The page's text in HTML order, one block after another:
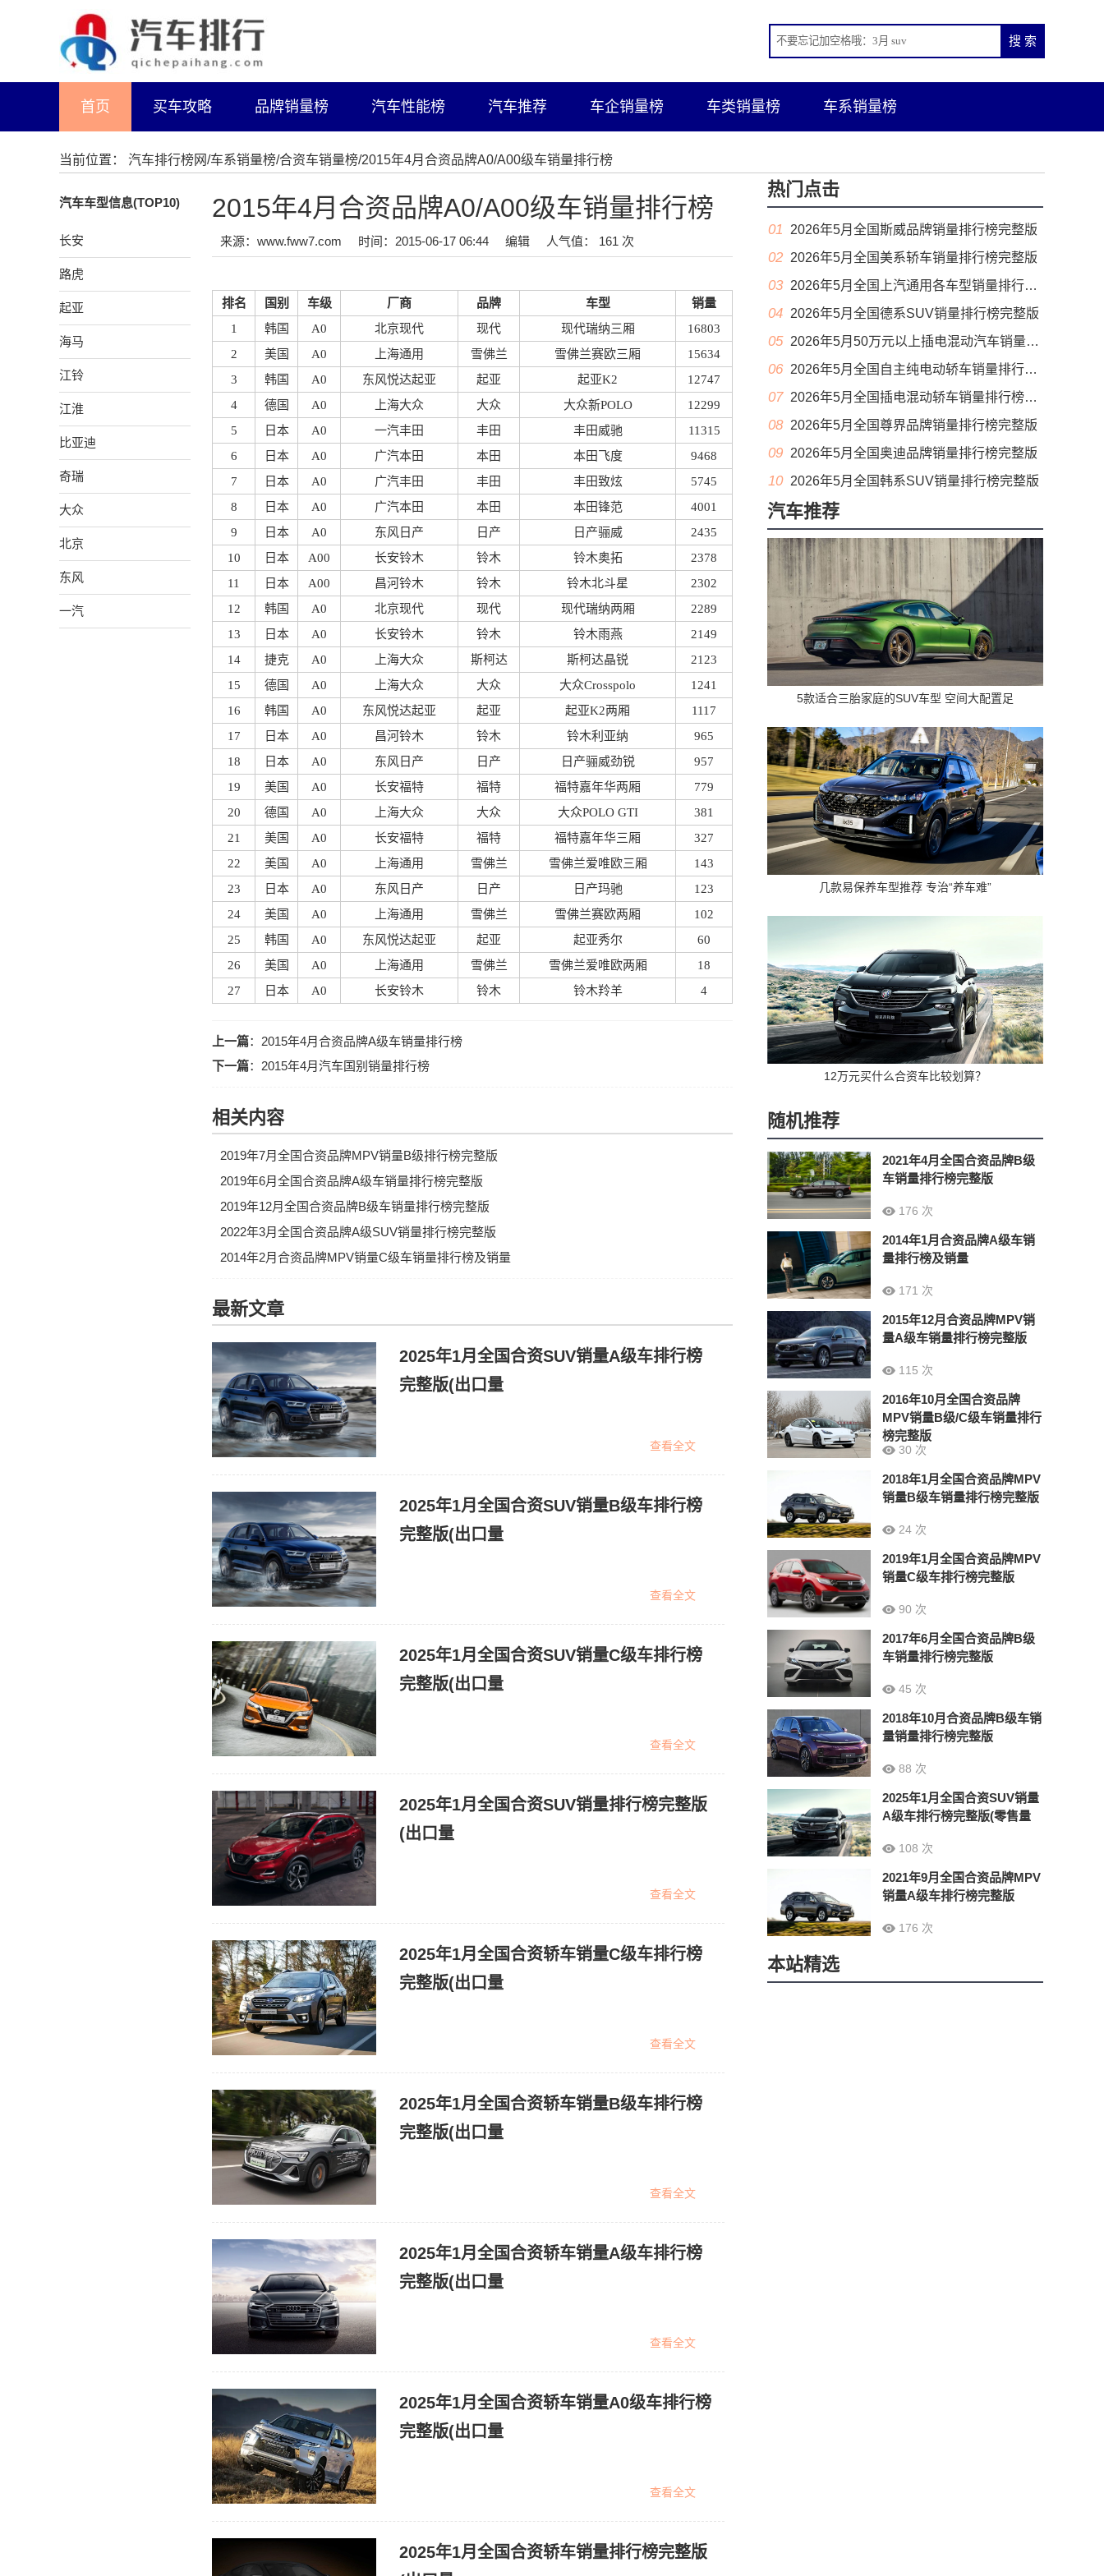
首页 买车攻略 品牌销量榜 汽车性能榜 汽车推荐 车企销量榜 车类销量榜 车系销量榜
当前位置： 汽车排行榜网/车系销量榜/合资车销量榜/2015年4月合资品牌A0/A00级车销量排行榜
汽车车型信息(TOP10)
长安
路虎
起亚
海马
江铃
江淮
比亚迪
奇瑞
大众
北京
东风
一汽
2015年4月合资品牌A0/A00级车销量排行榜
来源：www.fww7.com 时间：2015-06-17 06:44 编辑 人气值： 161 次
排名 国别 车级 厂商 品牌 车型
销量
1
韩国 A0 北京现代 现代 现代瑞纳三厢
16803
2
美国 A0 上海通用 雪佛兰 雪佛兰赛欧三厢
15634
3
韩国 A0 东风悦达起亚 起亚 起亚K2
12747
4
德国 A0 上海大众 大众 大众新POLO
12299
5
日本 A0 一汽丰田 丰田 丰田威驰
11315
6
日本 A0 广汽本田 本田 本田飞度
9468
7
日本 A0 广汽丰田 丰田 丰田致炫
5745
8
日本 A0 广汽本田 本田 本田锋范
4001
9
日本 A0 东风日产 日产 日产骊威
2435
10
日本 A00 长安铃木 铃木 铃木奥拓
2378
11
日本 A00 昌河铃木 铃木 铃木北斗星
2302
12
韩国 A0 北京现代 现代 现代瑞纳两厢
2289
13
日本 A0 长安铃木 铃木 铃木雨燕
2149
14
捷克 A0 上海大众 斯柯达 斯柯达晶锐
2123
15
德国 A0 上海大众 大众 大众Crosspolo
1241
16
韩国 A0 东风悦达起亚 起亚 起亚K2两厢
1117
17
日本 A0 昌河铃木 铃木 铃木利亚纳
965
18
日本 A0 东风日产 日产 日产骊威劲锐
957
19
美国 A0 长安福特 福特 福特嘉年华两厢
779
20
德国 A0 上海大众 大众 大众POLO GTI
381
21
美国 A0 长安福特 福特 福特嘉年华三厢
327
22
美国 A0 上海通用 雪佛兰 雪佛兰爱唯欧三厢
143
23
日本 A0 东风日产 日产 日产玛驰
123
24
美国 A0 上海通用 雪佛兰 雪佛兰赛欧两厢
102
25
韩国 A0 东风悦达起亚 起亚 起亚秀尔
60
26
美国 A0 上海通用 雪佛兰 雪佛兰爱唯欧两厢
18
27
日本 A0 长安铃木 铃木 铃木羚羊 4
上一篇： 2015年4月合资品牌A级车销量排行榜
下一篇： 2015年4月汽车国别销量排行榜
相关内容
2019年7月全国合资品牌MPV销量B级排行榜完整版
2019年6月全国合资品牌A级车销量排行榜完整版
2019年12月全国合资品牌B级车销量排行榜完整版
2022年3月全国合资品牌A级SUV销量排行榜完整版
2014年2月合资品牌MPV销量C级车销量排行榜及销量
最新文章
2025年1月全国合资SUV销量A级车排行榜
完整版(出口量
查看全文
2025年1月全国合资SUV销量B级车排行榜
完整版(出口量
查看全文
2025年1月全国合资SUV销量C级车排行榜
完整版(出口量
查看全文
2025年1月全国合资SUV销量排行榜完整版
(出口量
查看全文
2025年1月全国合资轿车销量C级车排行榜
完整版(出口量
查看全文
2025年1月全国合资轿车销量B级车排行榜
完整版(出口量
查看全文
2025年1月全国合资轿车销量A级车排行榜
完整版(出口量
查看全文
2025年1月全国合资轿车销量A0级车排行榜
完整版(出口量
查看全文
2025年1月全国合资轿车销量排行榜完整版
热门点击
01 2026年5月全国斯威品牌销量排行榜完整版
02 2026年5月全国美系轿车销量排行榜完整版
03 2026年5月全国上汽通用各车型销量排行榜完整版
04 2026年5月全国德系SUV销量排行榜完整版
05 2026年5月50万元以上插电混动汽车销量排行榜（零售量）
06 2026年5月全国自主纯电动轿车销量排行榜完整版(出口量
07 2026年5月全国插电混动轿车销量排行榜完整版(出口量
08 2026年5月全国尊界品牌销量排行榜完整版
09 2026年5月全国奥迪品牌销量排行榜完整版
10 2026年5月全国韩系SUV销量排行榜完整版
汽车推荐
5款适合三胎家庭的SUV车型 空间大配置足
几款易保养车型推荐 专治“养车难”
12万元买什么合资车比较划算？
随机推荐
2021年4月全国合资品牌B级
车销量排行榜完整版
176 次
2014年1月合资品牌A级车销
量排行榜及销量
171 次
2015年12月合资品牌MPV销
量A级车销量排行榜完整版
115 次
2016年10月全国合资品牌
MPV销量B级/C级车销量排行
榜完整版
30 次
2018年1月全国合资品牌MPV
销量B级车销量排行榜完整版
24 次
2019年1月全国合资品牌MPV
销量C级车排行榜完整版
90 次
2017年6月全国合资品牌B级
车销量排行榜完整版
45 次
2018年10月合资品牌B级车销
量销量排行榜完整版
88 次
2025年1月全国合资SUV销量
A级车排行榜完整版(零售量
108 次
2021年9月全国合资品牌MPV
销量A级车排行榜完整版
176 次
本站精选